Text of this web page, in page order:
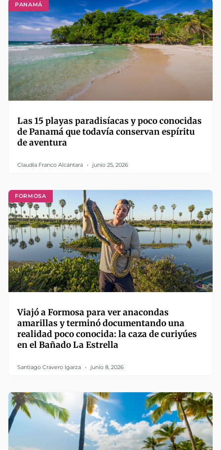
PANAMÁ
Las 15 playas paradisíacas y poco conocidas
de Panamá que todavía conservan espíritu
de aventura
Claudia Franco Alcántara junio 25, 2026
FORMOSA
Viajó a Formosa para ver anacondas
amarillas y terminó documentando una
realidad poco conocida: la caza de curiyúes
en el Bañado La Estrella
Santiago Cravero Igarza junio 8, 2026